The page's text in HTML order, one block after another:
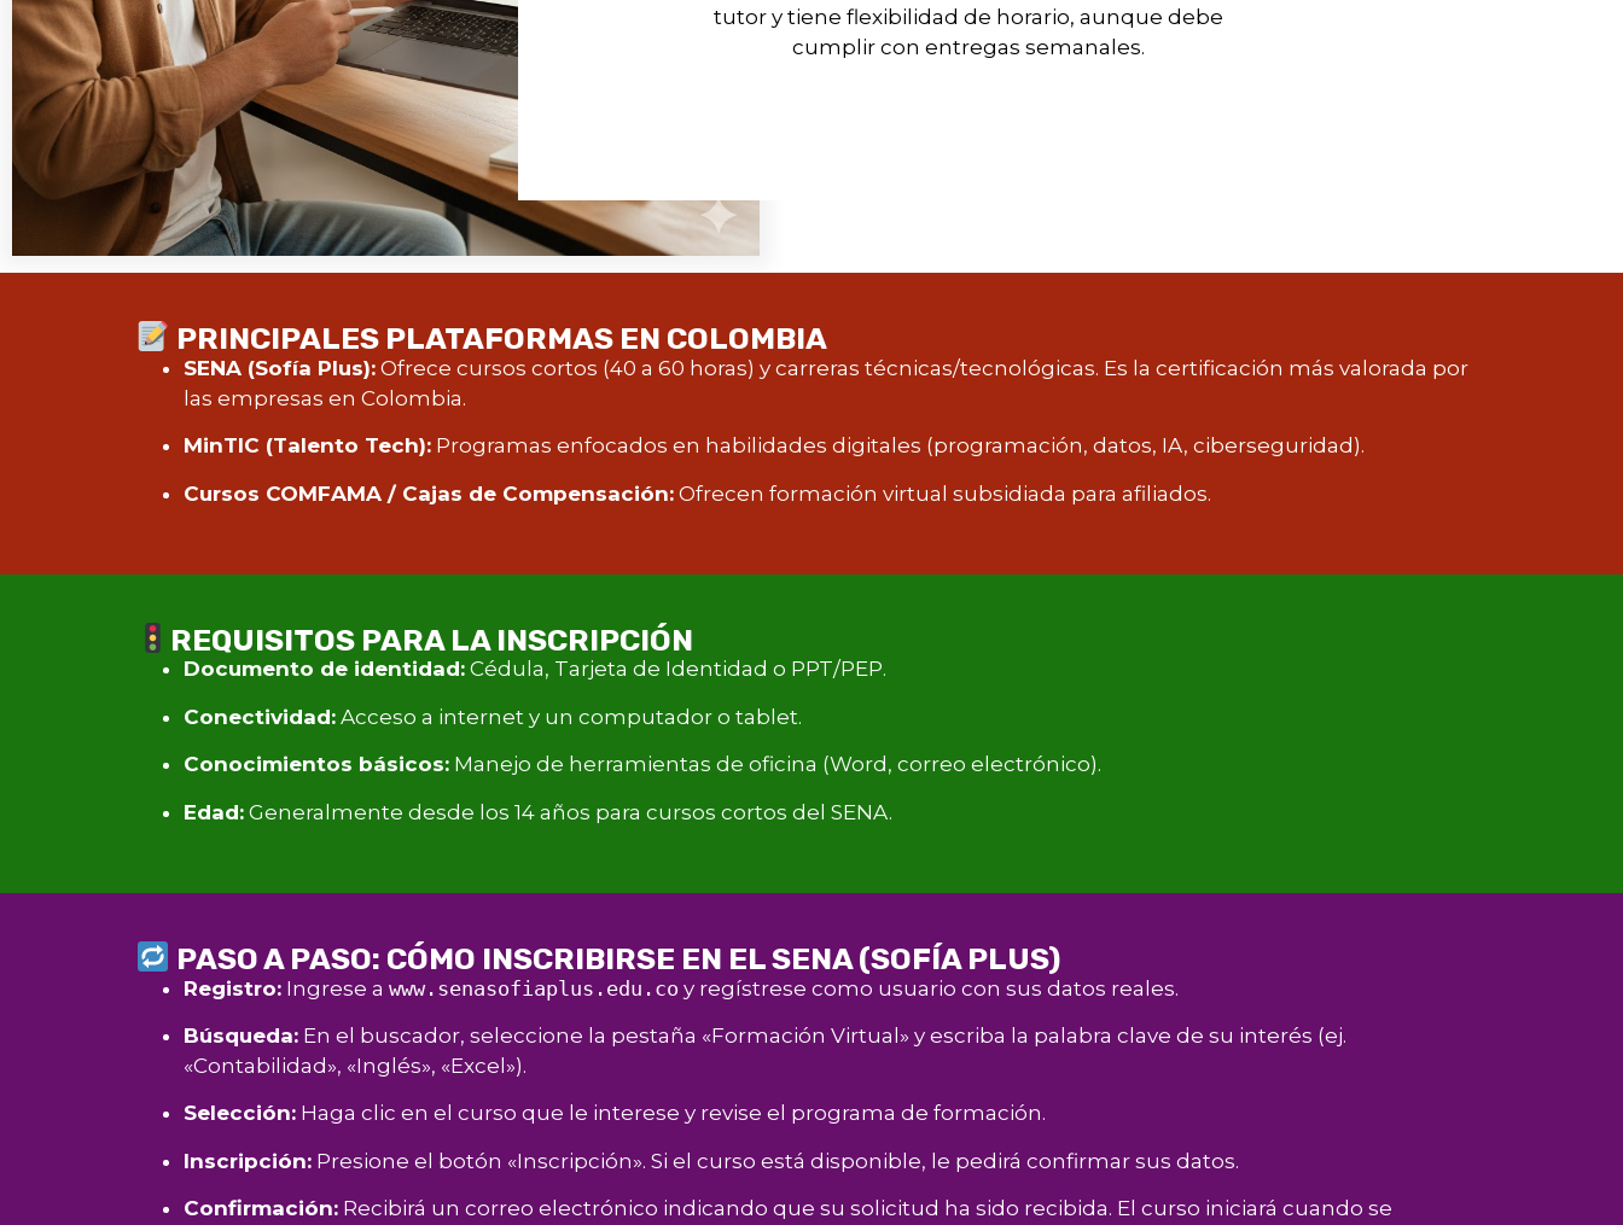
tutor y tiene flexibilidad de horario, aunque debe
cumplir con entregas semanales.
PRINCIPALES PLATAFORMAS EN COLOMBIA
SENA (Sofía Plus): Ofrece cursos cortos (40 a 60 horas) y carreras técnicas/tecnológicas. Es la certificación más valorada por
las empresas en Colombia.
MinTIC (Talento Tech): Programas enfocados en habilidades digitales (programación, datos, IA, ciberseguridad).
Cursos COMFAMA / Cajas de Compensación: Ofrecen formación virtual subsidiada para afiliados.
REQUISITOS PARA LA INSCRIPCIÓN
Documento de identidad: Cédula, Tarjeta de Identidad o PPT/PEP.
Conectividad: Acceso a internet y un computador o tablet.
Conocimientos básicos: Manejo de herramientas de oficina (Word, correo electrónico).
Edad: Generalmente desde los 14 años para cursos cortos del SENA.
PASO A PASO: CÓMO INSCRIBIRSE EN EL SENA (SOFÍA PLUS)
Registro: Ingrese a www.senasofiaplus.edu.co y regístrese como usuario con sus datos reales.
Búsqueda: En el buscador, seleccione la pestaña «Formación Virtual» y escriba la palabra clave de su interés (ej.
«Contabilidad», «Inglés», «Excel»).
Selección: Haga clic en el curso que le interese y revise el programa de formación.
Inscripción: Presione el botón «Inscripción». Si el curso está disponible, le pedirá confirmar sus datos.
Confirmación: Recibirá un correo electrónico indicando que su solicitud ha sido recibida. El curso iniciará cuando se